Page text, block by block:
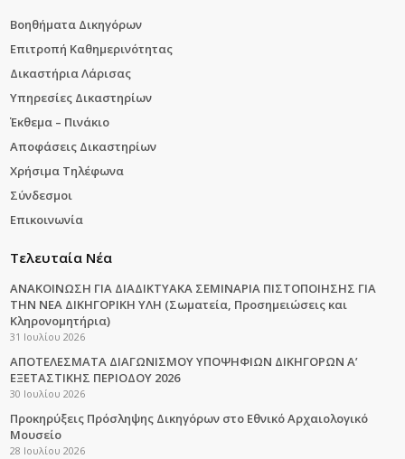
Βοηθήματα Δικηγόρων
Επιτροπή Καθημερινότητας
Δικαστήρια Λάρισας
Υπηρεσίες Δικαστηρίων
Έκθεμα – Πινάκιο
Αποφάσεις Δικαστηρίων
Χρήσιμα Τηλέφωνα
Σύνδεσμοι
Επικοινωνία
Τελευταία Νέα
ΑΝΑΚΟΙΝΩΣΗ ΓΙΑ ΔΙΑΔΙΚΤΥΑΚΑ ΣΕΜΙΝΑΡΙΑ ΠΙΣΤΟΠΟΙΗΣΗΣ ΓΙΑ
ΤΗΝ ΝΕΑ ΔΙΚΗΓΟΡΙΚΗ ΥΛΗ (Σωματεία, Προσημειώσεις και
Κληρονομητήρια)
31 Ιουλίου 2026
ΑΠΟΤΕΛΕΣΜΑΤΑ ΔΙΑΓΩΝΙΣΜΟΥ ΥΠΟΨΗΦΙΩΝ ΔΙΚΗΓΟΡΩΝ Α’
ΕΞΕΤΑΣΤΙΚΗΣ ΠΕΡΙΟΔΟΥ 2026
30 Ιουλίου 2026
Προκηρύξεις Πρόσληψης Δικηγόρων στο Εθνικό Αρχαιολογικό
Μουσείο
28 Ιουλίου 2026